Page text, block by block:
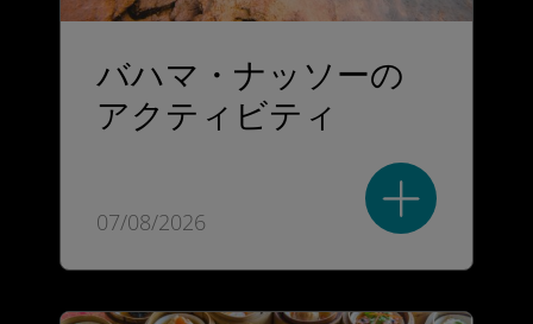
バハマ・ナッソーの
アクティビティ
07/08/2026